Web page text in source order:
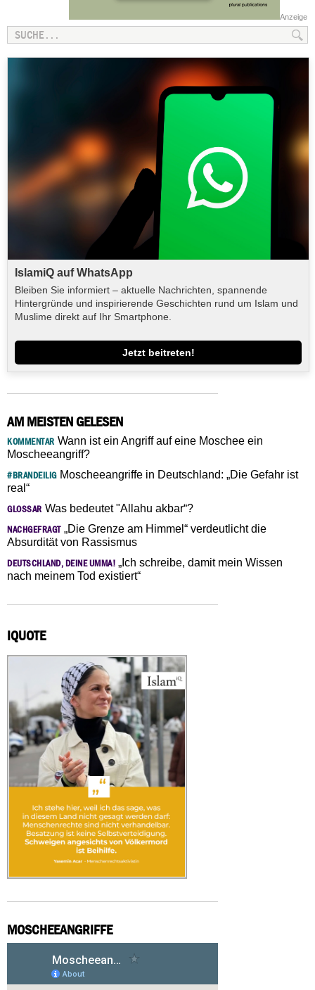
Anzeige
IslamiQ auf WhatsApp
Bleiben Sie informiert – aktuelle Nachrichten, spannende
Hintergründe und inspirierende Geschichten rund um Islam und
Muslime direkt auf Ihr Smartphone.
Jetzt beitreten!
AM MEISTEN GELESEN
KOMMENTAR Wann ist ein Angriff auf eine Moschee ein
Moscheeangriff?
#BRANDEILIGMoscheeangriffe in Deutschland: „Die Gefahr ist
real“
GLOSSAR Was bedeutet "Allahu akbar“?
NACHGEFRAGT„Die Grenze am Himmel“ verdeutlicht die
Absurdität von Rassismus
DEUTSCHLAND, DEINE UMMA! „Ich schreibe, damit mein Wissen
nach meinem Tod existiert“
IQUOTE
MOSCHEEANGRIFFE